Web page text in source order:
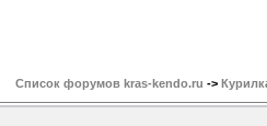
Список форумов kras-kendo.ru ->